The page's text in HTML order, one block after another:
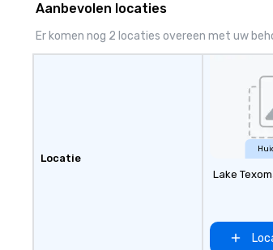
excellence. Our experienced team
and attention to detail ensure a
Aanbevolen locaties
Er komen nog 2 locaties overeen met uw
Locatie
Lake